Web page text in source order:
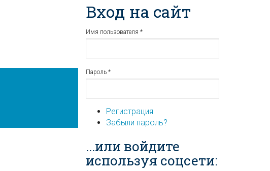
Вход на сайт
Имя пользователя *
Пароль *
Регистрация
Забыли пароль?
...или войдите
используя соцсети: